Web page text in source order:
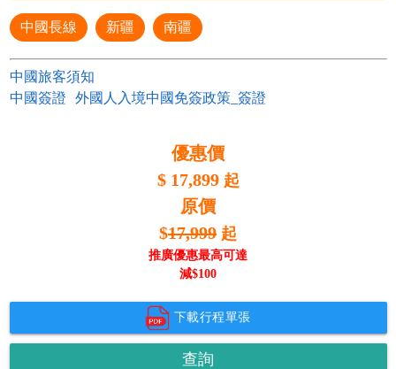
中國長線 新疆 南疆
中國旅客須知
中國簽證
外國人入境中國免簽政策_簽證
優惠價
$ 17,899 起
原價
$17,999 起
推廣優惠最高可達
減$100
下載行程單張
查詢